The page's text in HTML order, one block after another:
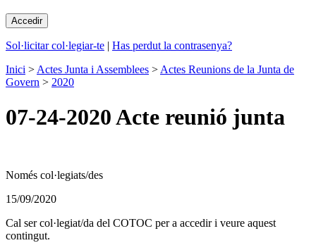
Sol·licitar col·legiar-te | Has perdut la contrasenya?
Inici > Actes Junta i Assemblees > Actes Reunions de la Junta de
Govern > 2020
07-24-2020 Acte reunió junta
Només col·legiats/des
15/09/2020
Cal ser col·legiat/da del COTOC per a accedir i veure aquest
contingut.